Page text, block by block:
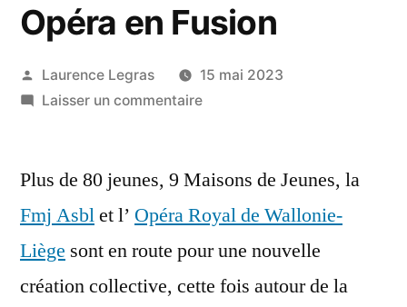
Opéra en Fusion
Publié
par
Laurence Legras
15 mai 2023
Laisser un commentairesur
Fusion
Plus de 80 jeunes, 9 Maisons de Jeunes, la
Fmj Asblet l’ Opéra Royal de Wallonie-
Liège sont en route pour une nouvelle
création collective, cette fois autour de la